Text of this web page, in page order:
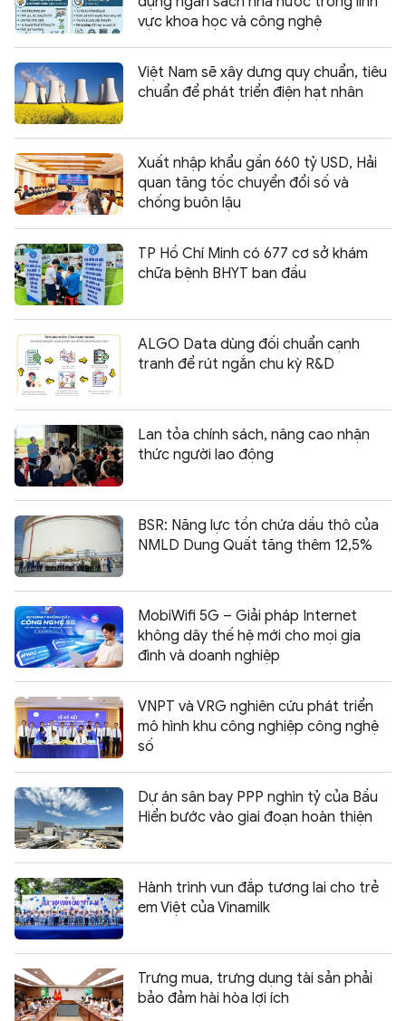
vực khoa học và công nghệ
Việt Nam sẽ xây dựng quy chuẩn, tiêu
chuẩn để phát triển điện hạt nhân
Xuất nhập khẩu gần 660 tỷ USD, Hải
quan tăng tốc chuyển đổi số và
chống buôn lậu
TP Hồ Chí Minh có 677 cơ sở khám
chữa bệnh BHYT ban đầu
ALGO Data dùng đối chuẩn cạnh
tranh để rút ngắn chu kỳ R&D
Lan tỏa chính sách, nâng cao nhận
thức người lao động
BSR: Năng lực tồn chứa dầu thô của
NMLD Dung Quất tăng thêm 12,5%
MobiWifi 5G – Giải pháp Internet
không dây thế hệ mới cho mọi gia
đình và doanh nghiệp
VNPT và VRG nghiên cứu phát triển
mô hình khu công nghiệp công nghệ
số
Dự án sân bay PPP nghìn tỷ của Bầu
Hiển bước vào giai đoạn hoàn thiện
Hành trình vun đắp tương lai cho trẻ
em Việt của Vinamilk
Trưng mua, trưng dụng tài sản phải
bảo đảm hài hòa lợi ích